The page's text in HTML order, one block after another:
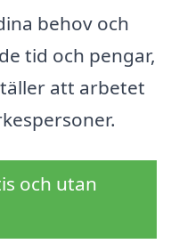
behov och
tid och pengar,
att arbetet
och utan